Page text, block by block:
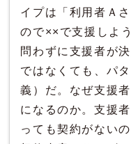
イプは「利用者Ａ
ので××で支援しよ
問わずに支援者が
ではなくても、パ
義）だ。なぜ支援
になるのか。支援
っても契約がない